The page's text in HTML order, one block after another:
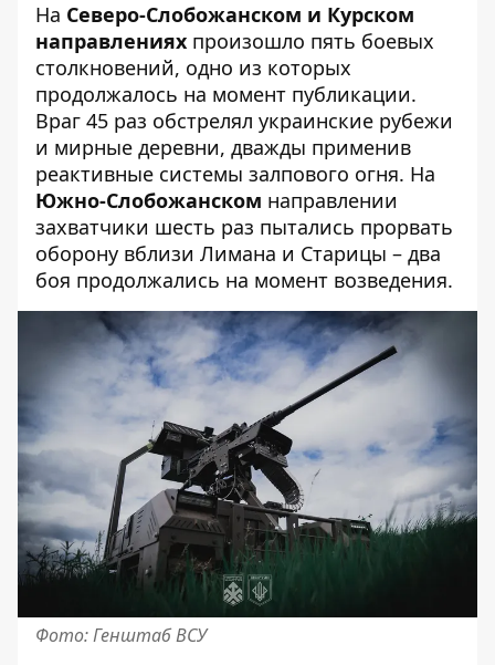
На Северо-Слобожанском и Курском
направлениях произошло пять боевых
столкновений, одно из которых
продолжалось на момент публикации.
Враг 45 раз обстрелял украинские рубежи
и мирные деревни, дважды применив
реактивные системы залпового огня. На
Южно-Слобожанском направлении
захватчики шесть раз пытались прорвать
оборону вблизи Лимана и Старицы – два
боя продолжались на момент возведения.
Фото: Генштаб ВСУ